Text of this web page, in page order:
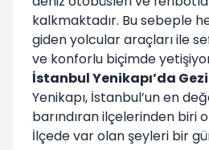
kalkmaktadır. Bu sebeple
giden yolcular araçları ile
ve konforlu biçimde
İstanbul Yenikapı’da
Yenikapı, İstanbul’un en
barındıran ilçelerinden biri
İlçede var olan şeyleri bir